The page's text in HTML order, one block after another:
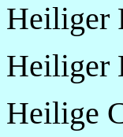
Heiliger
Heiliger
Heilige